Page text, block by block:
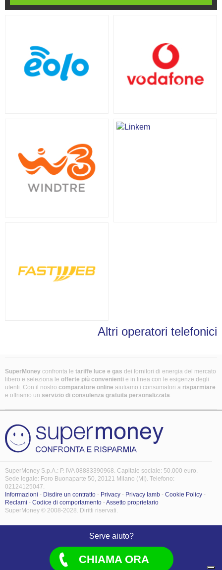
Altri operatori telefonici
SuperMoney confronta le tariffe luce e gas dei fornitori di energia del mercato
libero e seleziona le offerte più convenienti e in linea con le esigenze degli
utenti. Con il nostro comparatore online aiutiamo i consumatori a risparmiare
e offriamo un servizio di consulenza gratuita personalizzata.
SuperMoney S.p.A.: P. IVA 08883390968. Capitale sociale: 50.000 euro.
Sede legale: Foro Buonaparte 50, 20121 Milano (MI). Telefono:
02124125047.
Informazioni - Disdire un contratto - Privacy - Privacy Iamb - Cookie Policy -
Reclami - Codice di comportamento -Assetto proprietario
SuperMoney © 2008-2028. Diritti riservati.
Serve aiuto?
CHIAMA ORA